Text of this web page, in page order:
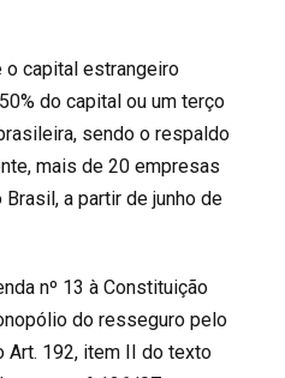
capital estrangeiro
do capital ou um terço
sendo o respaldo
mais de 20 empresas
a partir de junho de
nº 13 à Constituição
do resseguro pelo
Art. 192, item II do texto